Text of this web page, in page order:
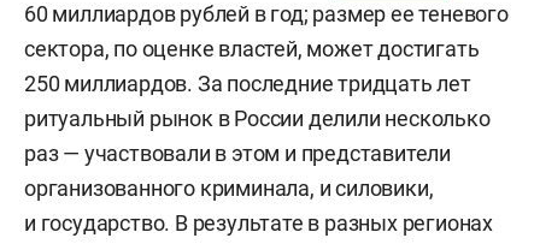
60 миллиардов рублей в год; размер ее теневого
сектора, по оценке властей, может достигать
250 миллиардов. За последние тридцать лет
ритуальный рынок в России делили несколько
раз — участвовали в этом и представители
организованного криминала, и силовики,
и государство. В результате в разных регионах